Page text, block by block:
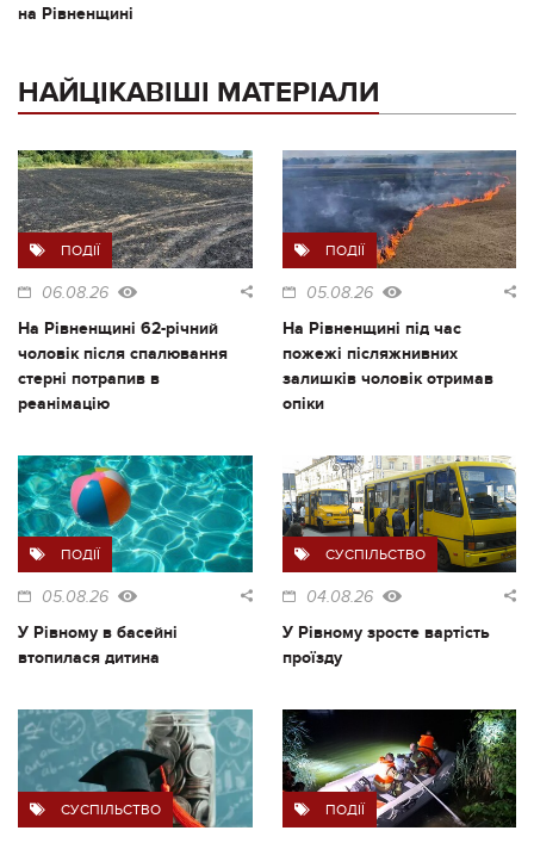
на Рівненщині
НАЙЦІКАВІШІ МАТЕРІАЛИ
ПОДІЇ
06.08.26
На Рівненщині 62-річний
чоловік після спалювання
стерні потрапив в
реанімацію
ПОДІЇ
05.08.26
На Рівненщині під час
пожежі післяжнивних
залишків чоловік отримав
опіки
ПОДІЇ
05.08.26
У Рівному в басейні
втопилася дитина
СУСПІЛЬСТВО
04.08.26
У Рівному зросте вартість
проїзду
СУСПІЛЬСТВО ПОДІЇ